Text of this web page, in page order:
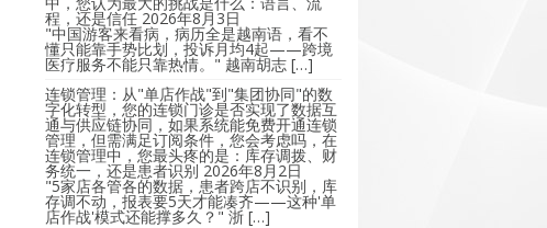
程，还是信任 2026年8月3日
"中国游客来看病，病历全是越南语，看不
懂只能靠手势比划，投诉月均4起——跨境
医疗服务不能只靠热情。" 越南胡志 […]
连锁管理：从"单店作战"到"集团协同"的数
字化转型，您的连锁门诊是否实现了数据互
通与供应链协同，如果系统能免费开通连锁
管理，但需满足订阅条件，您会考虑吗，在
连锁管理中，您最头疼的是：库存调拨、财
务统一，还是患者识别 2026年8月2日
"5家店各管各的数据，患者跨店不识别，库
存调不动，报表要5天才能凑齐——这种'单
店作战'模式还能撑多久？" 浙 […]